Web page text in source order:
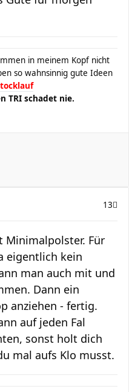
in meinem Kopf nicht
so wahnsinnig gute Ideen
TRI schadet nie.
13
Minimalpolster. Für
eigentlich kein
man auch mit und
Dann ein
anziehen - fertig.
auf jeden Fal
sonst holt dich
mal aufs Klo musst.